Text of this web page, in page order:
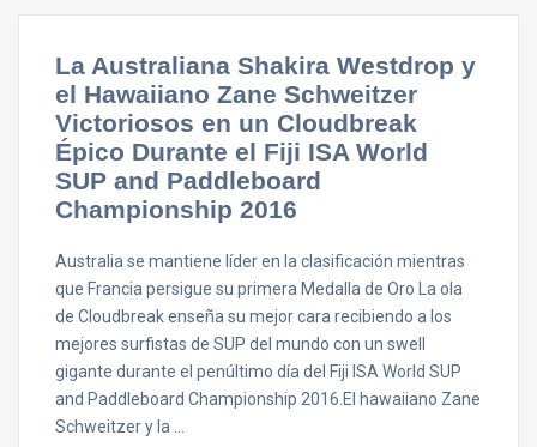
La Australiana Shakira Westdrop y
el Hawaiiano Zane Schweitzer
Victoriosos en un Cloudbreak
Épico Durante el Fiji ISA World
SUP and Paddleboard
Championship 2016
Australia se mantiene líder en la clasificación mientras
que Francia persigue su primera Medalla de Oro La ola
de Cloudbreak enseña su mejor cara recibiendo a los
mejores surfistas de SUP del mundo con un swell
gigante durante el penúltimo día del Fiji ISA World SUP
and Paddleboard Championship 2016.El hawaiiano Zane
Schweitzer y la …